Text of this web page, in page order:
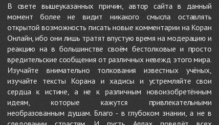
В свете вышеуказанных причин, автор сайта в данный
момент более не видит никакого смысла оставлять
открытой возможность писать новые комментарии на Коран
Онлайн, ибо они лишь тратят впустую время на модерацию и
реакцию на в большинстве своём бестолковые и просто
вредительские сообщения от различных невежд этого мира.
Изучайте внимательно толкования известных учёных,
изучайте тексты Корана и хадисы и устремляйте свои
сердца к истине, а не к различным новоизобретённым
идеям, которые кажутся привлекательными
необразованным душам. Благо - в глубоком знании, а не в